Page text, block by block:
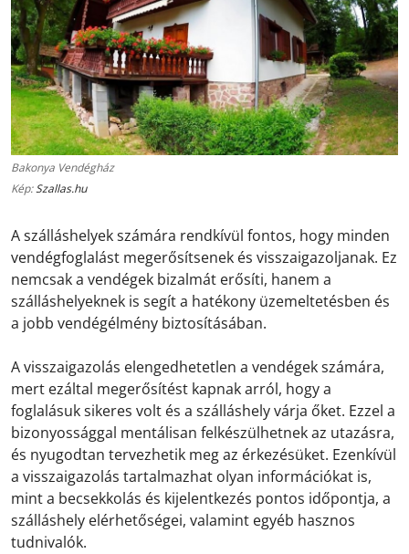
Bakonya Vendégház
Kép:Szallas.hu
A szálláshelyek számára rendkívül fontos, hogy minden
vendégfoglalást megerősítsenek és visszaigazoljanak. Ez
nemcsak a vendégek bizalmát erősíti, hanem a
szálláshelyeknek is segít a hatékony üzemeltetésben és
a jobb vendégélmény biztosításában.
A visszaigazolás elengedhetetlen a vendégek számára,
mert ezáltal megerősítést kapnak arról, hogy a
foglalásuk sikeres volt és a szálláshely várja őket. Ezzel a
bizonyossággal mentálisan felkészülhetnek az utazásra,
és nyugodtan tervezhetik meg az érkezésüket. Ezenkívül
a visszaigazolás tartalmazhat olyan információkat is,
mint a becsekkolás és kijelentkezés pontos időpontja, a
szálláshely elérhetőségei, valamint egyéb hasznos
tudnivalók.